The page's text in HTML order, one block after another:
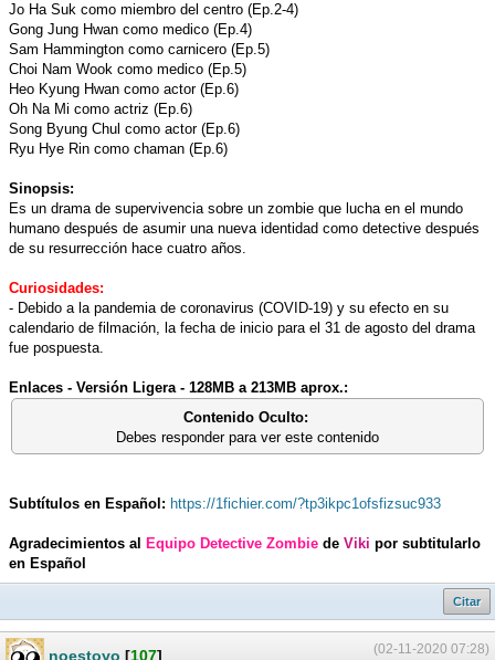
Jo Ha Suk como miembro del centro (Ep.2-4)
Gong Jung Hwan como medico (Ep.4)
Sam Hammington como carnicero (Ep.5)
Choi Nam Wook como medico (Ep.5)
Heo Kyung Hwan como actor (Ep.6)
Oh Na Mi como actriz (Ep.6)
Song Byung Chul como actor (Ep.6)
Ryu Hye Rin como chaman (Ep.6)
Sinopsis:
Es un drama de supervivencia sobre un zombie que lucha en el mundo
humano después de asumir una nueva identidad como detective después
de su resurrección hace cuatro años.
Curiosidades:
- Debido a la pandemia de coronavirus (COVID-19) y su efecto en su
calendario de filmación, la fecha de inicio para el 31 de agosto del drama
fue pospuesta.
Enlaces - Versión Ligera - 128MB a 213MB aprox.:
Contenido Oculto:
Debes responder para ver este contenido
Subtítulos en Español: https://1fichier.com/?tp3ikpc1ofsfizsuc933
Agradecimientos al Equipo Detective Zombie de Viki por subtitularlo
en Español
Citar
(02-11-2020 07:28)
noestoyo [107]